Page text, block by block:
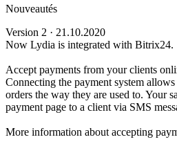
Nouveautés
Version 2 · 21.10.2020
Now Lydia is integrated with Bitrix24.
Accept payments from your clients
Connecting the payment system
orders the way they are used to. Your
payment page to a client via SMS
More information about accepting